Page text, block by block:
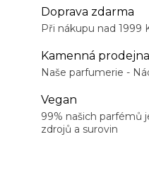
Doprava zdarma
Při nákupu nad 1999
Kamenná prodejna
Naše parfumerie -
Vegan
99% našich parfémů
zdrojů a surovin